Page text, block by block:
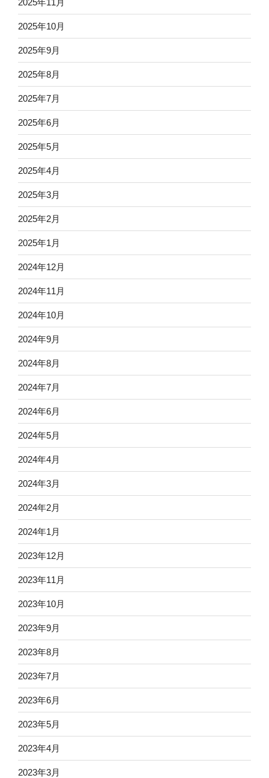
2025年10月
2025年9月
2025年8月
2025年7月
2025年6月
2025年5月
2025年4月
2025年3月
2025年2月
2025年1月
2024年12月
2024年11月
2024年10月
2024年9月
2024年8月
2024年7月
2024年6月
2024年5月
2024年4月
2024年3月
2024年2月
2024年1月
2023年12月
2023年11月
2023年10月
2023年9月
2023年8月
2023年7月
2023年6月
2023年5月
2023年4月
2023年3月